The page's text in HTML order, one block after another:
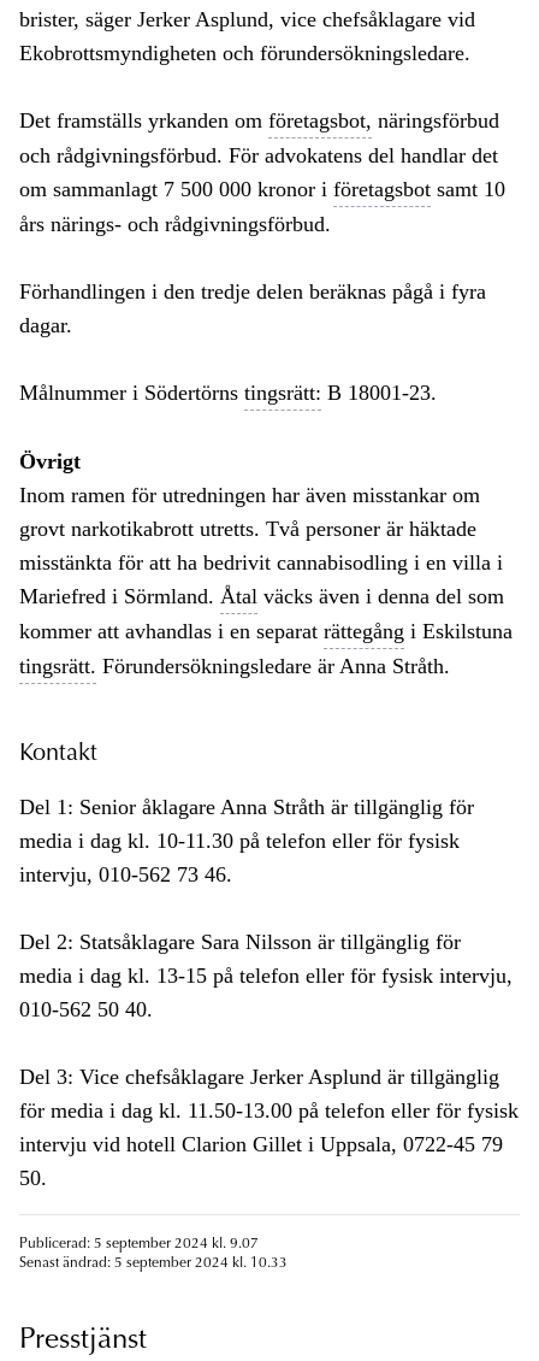
brister, säger Jerker Asplund, vice chefsåklagare vid
Ekobrottsmyndigheten och förundersökningsledare.
Det framställs yrkanden om företagsbot, näringsförbud
och rådgivningsförbud. För advokatens del handlar det
om sammanlagt 7 500 000 kronor i företagsbot samt 10
års närings- och rådgivningsförbud.
Förhandlingen i den tredje delen beräknas pågå i fyra
dagar.
Målnummer i Södertörns tingsrätt: B 18001-23.
Övrigt
Inom ramen för utredningen har även misstankar om
grovt narkotikabrott utretts. Två personer är häktade
misstänkta för att ha bedrivit cannabisodling i en villa i
Mariefred i Sörmland. Åtal väcks även i denna del som
kommer att avhandlas i en separat rättegång i Eskilstuna
tingsrätt. Förundersökningsledare är Anna Stråth.
Kontakt
Del 1: Senior åklagare Anna Stråth är tillgänglig för
media i dag kl. 10-11.30 på telefon eller för fysisk
intervju, 010-562 73 46.
Del 2: Statsåklagare Sara Nilsson är tillgänglig för
media i dag kl. 13-15 på telefon eller för fysisk intervju,
010-562 50 40.
Del 3: Vice chefsåklagare Jerker Asplund är tillgänglig
för media i dag kl. 11.50-13.00 på telefon eller för fysisk
intervju vid hotell Clarion Gillet i Uppsala, 0722-45 79
50.
Publicerad: 5 september 2024 kl. 9.07
Senast ändrad: 5 september 2024 kl. 10.33
Presstjänst